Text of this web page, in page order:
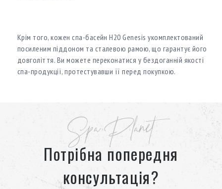
Крім того, кожен спа-басейн H20 Genesis укомплектований
посиленим піддоном та сталевою рамою, що гарантує його
довголіття. Ви можете переконатися у бездоганній якості
спа-продукції, протестувавши її перед покупкою.
гідромасажних басейнів H20 Genesis, а наші консультанти
допоможуть обрати ідеальний для вас варіант.
Spa Planet
Потрібна попередня
консультація?